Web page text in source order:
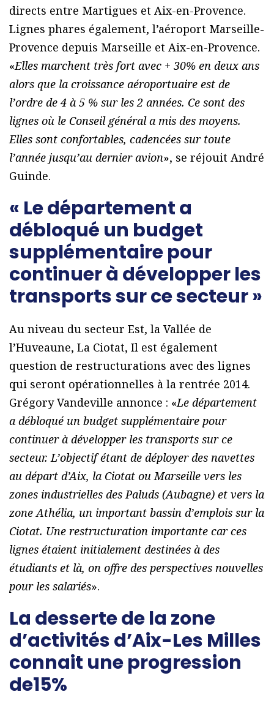
directs entre Martigues et Aix-en-Provence.
Lignes phares également, l’aéroport Marseille-
Provence depuis Marseille et Aix-en-Provence.
«Elles marchent très fort avec + 30% en deux ans
alors que la croissance aéroportuaire est de
l’ordre de 4 à 5 % sur les 2 années. Ce sont des
lignes où le Conseil général a mis des moyens.
Elles sont confortables, cadencées sur toute
l’année jusqu’au dernier avion», se réjouit André
Guinde.
« Le département a
débloqué un budget
supplémentaire pour
continuer à développer les
transports sur ce secteur »
Au niveau du secteur Est, la Vallée de
l’Huveaune, La Ciotat, Il est également
question de restructurations avec des lignes
qui seront opérationnelles à la rentrée 2014.
Grégory Vandeville annonce : «Le département
a débloqué un budget supplémentaire pour
continuer à développer les transports sur ce
secteur. L’objectif étant de déployer des navettes
au départ d’Aix, la Ciotat ou Marseille vers les
zones industrielles des Paluds (Aubagne) et vers la
zone Athélia, un important bassin d’emplois sur la
Ciotat. Une restructuration importante car ces
lignes étaient initialement destinées à des
étudiants et là, on offre des perspectives nouvelles
pour les salariés».
La desserte de la zone
d’activités d’Aix-Les Milles
connait une progression
de15%